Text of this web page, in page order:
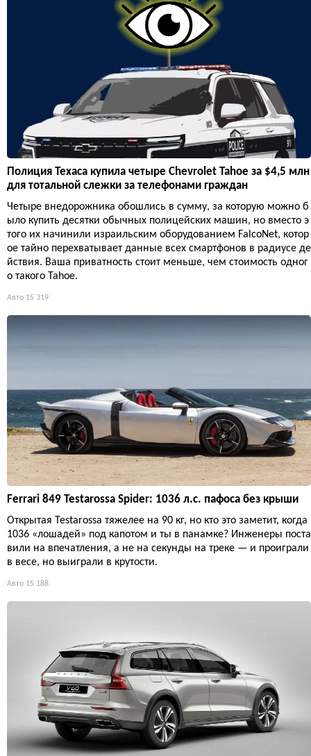
Полиция Техаса купила четыре Chevrolet Tahoe за $4,5 млн
для тотальной слежки за телефонами граждан
Четыре внедорожника обошлись в сумму, за которую можно б
ыло купить десятки обычных полицейских машин, но вместо э
того их начинили израильским оборудованием FalcoNet, котор
ое тайно перехватывает данные всех смартфонов в радиусе де
йствия. Ваша приватность стоит меньше, чем стоимость одног
о такого Tahoe.
Авто 15 319
Ferrari 849 Testarossa Spider: 1036 л.с. пафоса без крыши
Открытая Testarossa тяжелее на 90 кг, но кто это заметит, когда
1036 «лошадей» под капотом и ты в панамке? Инженеры поста
вили на впечатления, а не на секунды на треке — и проиграли
в весе, но выиграли в крутости.
Авто 15 188